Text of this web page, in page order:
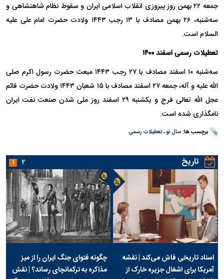
جمعه ۲۲ بهمن روز پیروزی انقلاب اسلامی ایران و سقوط نظام شاهنشاهی و
سه‌شنبه، ۲۶ بهمن مصادف با ۱۳ رجب ۱۴۴۳ ولادت حضرت امام علی علیه
السلام است.
تعطیلات رسمی اسفند ۱۴۰۰
سه‌شنبه ۱۰ اسفند مصادف با ۲۷ رجب ۱۴۴۳ مبعث حضرت رسول اکرم صلی
الله علیه و آله، جمعه ۲۷ اسفند مصادف با ۱۵ شعبان ۱۴۴۳ ولادت حضرت قائم
عجل الله تعالی فرج و یکشنبه ۲۹ اسفند روز ملی شدن صنعت نفت ایران
نامگذاری شده است.
برچسب ها:سال نو،تعطیلات رسمی
تاریخ
اسناد تاریخی فاش می‌کند | نقشه
آمریکا برای اشغال جزیره خارک از
چگونه فتوای جنگ ایران را از میز
مذاکره به ترکمانچای رساند؟ | نقش
۱ ۲